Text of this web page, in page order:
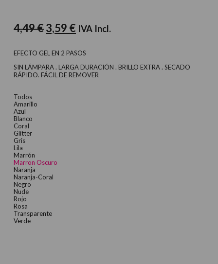
4,49€El
original
era:
4,49 €.
3,59 € El
actual
es:
3,59 €.
IVA Incl.
EFECTO GEL EN 2 PASOS
SIN LÁMPARA . LARGA DURACIÓN . BRILLO EXTRA . SECADO
RÁPIDO. FÁCIL DE REMOVER
Todos
Amarillo
Azul
Blanco
Coral
Glitter
Gris
Lila
Marrón
Marron Oscuro
Naranja
Naranja-Coral
Negro
Nude
Rojo
Rosa
Transparente
Verde